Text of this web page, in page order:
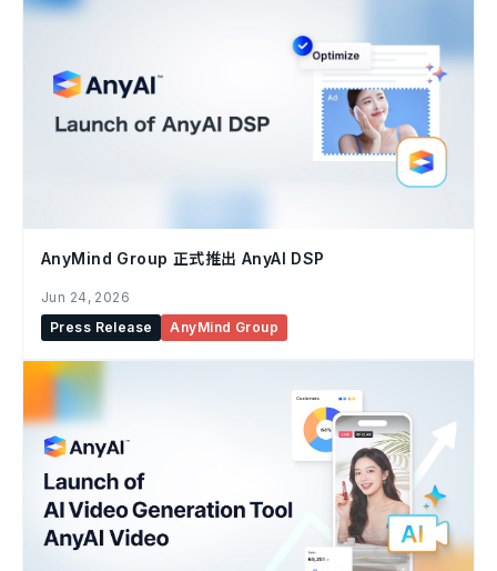
AnyMind Group 正式推出 AnyAI DSP
Jun 24, 2026
Press Release
AnyMind Group